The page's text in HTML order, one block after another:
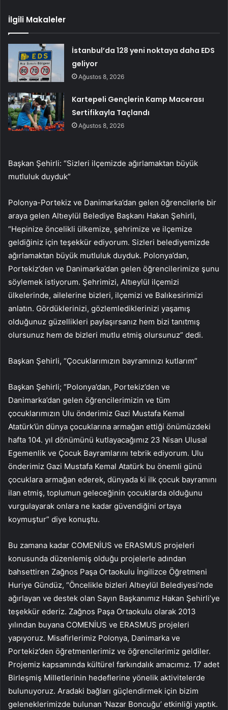
İlgili Makaleler
İstanbul’da 128 yeni noktaya daha EDS
geliyor
Ağustos 8, 2026
Kartepeli Gençlerin Kamp Macerası
Sertifikayla Taçlandı
Ağustos 8, 2026
Başkan Şehirli: “Sizleri ilçemizde ağırlamaktan büyük
mutluluk duyduk”
Polonya-Portekiz ve Danimarka’dan gelen öğrencilerle bir
araya gelen Altıeylül Belediye Başkanı Hakan Şehirli,
“Hepinize öncelikli ülkemize, şehrimize ve ilçemize
geldiğiniz için teşekkür ediyorum. Sizleri belediyemizde
ağırlamaktan büyük mutluluk duyduk. Polonya’dan,
Portekiz’den ve Danimarka’dan gelen öğrencilerimize şunu
söylemek istiyorum. Şehrimizi, Altıeylül ilçemizi
ülkelerinde, ailelerine bizleri, ilçemizi ve Balıkesirimizi
anlatın. Gördüklerinizi, gözlemlediklerinizi yaşamış
olduğunuz güzellikleri paylaşırsanız hem bizi tanıtmış
olursunuz hem de bizleri mutlu etmiş olursunuz” dedi.
Başkan Şehirli, “Çocuklarımızın bayramınızı kutlarım”
Başkan Şehirli; “Polonya’dan, Portekiz’den ve
Danimarka’dan gelen öğrencilerimizin ve tüm
çocuklarımızın Ulu önderimiz Gazi Mustafa Kemal
Atatürk’ün dünya çocuklarına armağan ettiği önümüzdeki
hafta 104. yıl dönümünü kutlayacağımız 23 Nisan Ulusal
Egemenlik ve Çocuk Bayramlarını tebrik ediyorum. Ulu
önderimiz Gazi Mustafa Kemal Atatürk bu önemli günü
çocuklara armağan ederek, dünyada ki ilk çocuk bayramını
ilan etmiş, toplumun geleceğinin çocuklarda olduğunu
vurgulayarak onlara ne kadar güvendiğini ortaya
koymuştur” diye konuştu.
Bu zamana kadar COMENİUS ve ERASMUS projeleri
konusunda düzenlemiş olduğu projelerle adından
bahsettiren Zağnos Paşa Ortaokulu İngilizce Öğretmeni
Huriye Gündüz, “Öncelikle bizleri Altıeylül Belediyesi’nde
ağırlayan ve destek olan Sayın Başkanımız Hakan Şehirli’ye
teşekkür ederiz. Zağnos Paşa Ortaokulu olarak 2013
yılından buyana COMENİUS ve ERASMUS projeleri
yapıyoruz. Misafirlerimiz Polonya, Danimarka ve
Portekiz’den öğretmenlerimiz ve öğrencilerimiz geldiler.
Projemiz kapsamında kültürel farkındalık amacımız. 17 adet
Birleşmiş Milletlerinin hedeflerine yönelik aktivitelerde
bulunuyoruz. Aradaki bağları güçlendirmek için bizim
geleneklerimizde bulunan ‘Nazar Boncuğu’ etkinliği yaptık.